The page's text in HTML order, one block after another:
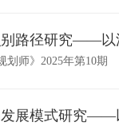
别路径研究——以
划师》2025年第10期
发展模式研究